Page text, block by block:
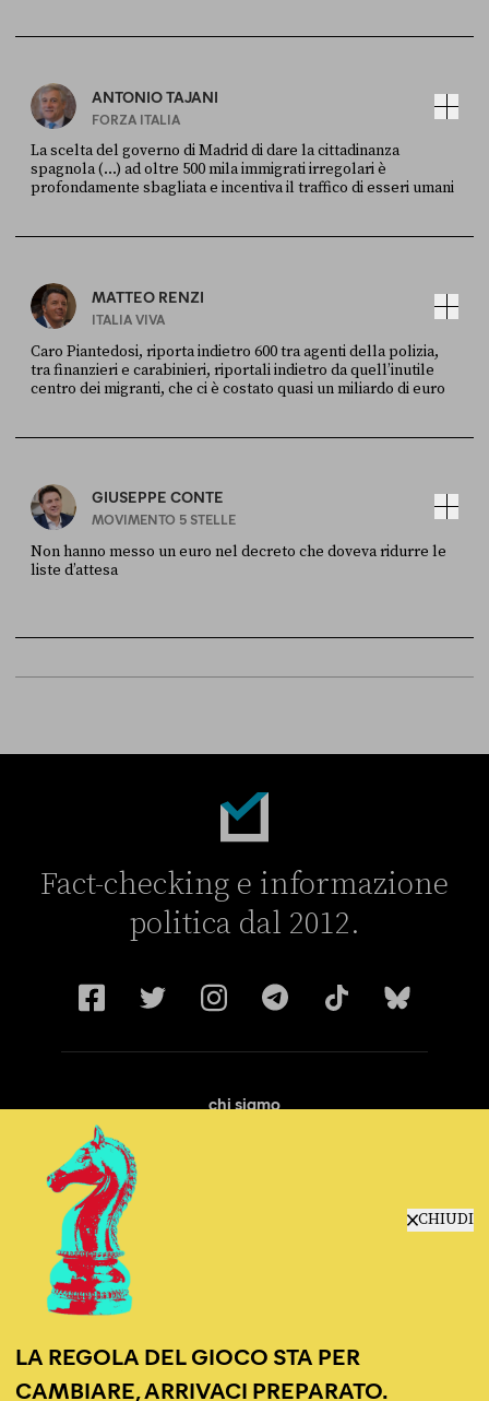
CHIUDI
LA REGOLA DEL GIOCO STA PER
CAMBIARE, ARRIVACI PREPARATO.
ANTONIO TAJANI
FORZA ITALIA
La scelta del governo di Madrid di dare la cittadinanza
spagnola (...) ad oltre 500 mila immigrati irregolari è
profondamente sbagliata e incentiva il traffico di esseri umani
MATTEO RENZI
ITALIA VIVA
Caro Piantedosi, riporta indietro 600 tra agenti della polizia,
tra finanzieri e carabinieri, riportali indietro da quell’inutile
centro dei migranti, che ci è costato quasi un miliardo di euro
GIUSEPPE CONTE
MOVIMENTO 5 STELLE
Non hanno messo un euro nel decreto che doveva ridurre le
liste d’attesa
Fact-checking e informazione
politica dal 2012.
chi siamo